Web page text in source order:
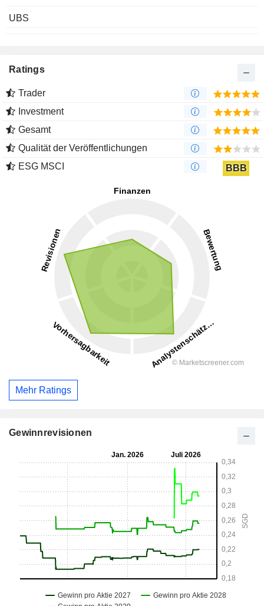
UBS
Ratings
Trader
Investment
Gesamt
Qualität der Veröffentlichungen
ESG MSCI
BBB
Mehr Ratings
Gewinnrevisionen